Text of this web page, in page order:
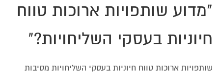
"מדוע שותפויות ארוכות טווח
חיוניות בעסקי השליחויות?"
שותפויות ארוכות טווח חיוניות בעסקי השליחויות מסיבות